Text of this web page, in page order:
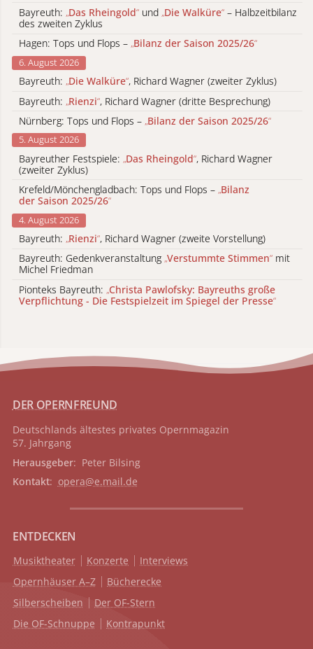
Bayreuth: „Das Rheingold“ und „Die Walküre“ – Halbzeitbilanz
des zweiten Zyklus
Hagen: Tops und Flops – „Bilanz der Saison 2025/26“
6. August 2026
Bayreuth: „Die Walküre“, Richard Wagner (zweiter Zyklus)
Bayreuth: „Rienzi“, Richard Wagner (dritte Besprechung)
Nürnberg: Tops und Flops – „Bilanz der Saison 2025/26“
5. August 2026
Bayreuther Festspiele: „Das Rheingold“, Richard Wagner
(zweiter Zyklus)
Krefeld/Mönchengladbach: Tops und Flops – „Bilanz
der Saison 2025/26“
4. August 2026
Bayreuth: „Rienzi“, Richard Wagner (zweite Vorstellung)
Bayreuth: Gedenkveranstaltung „Verstummte Stimmen“ mit
Michel Friedman
Pionteks Bayreuth: „Christa Pawlofsky: Bayreuths große
Verpflichtung - Die Festspielzeit im Spiegel der Presse“
DER OPERNFREUND
Deutschlands ältestes privates Opernmagazin
57. Jahrgang
Herausgeber: Peter Bilsing
Kontakt: opera@e.mail.de
ENTDECKEN
Musiktheater Konzerte
Interviews
Opernhäuser A–Z
Bücherecke
Silberscheiben
Der OF-Stern
Die OF-Schnuppe
Kontrapunkt